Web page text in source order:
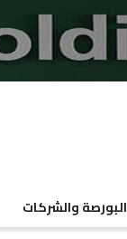
البورصة والشركات